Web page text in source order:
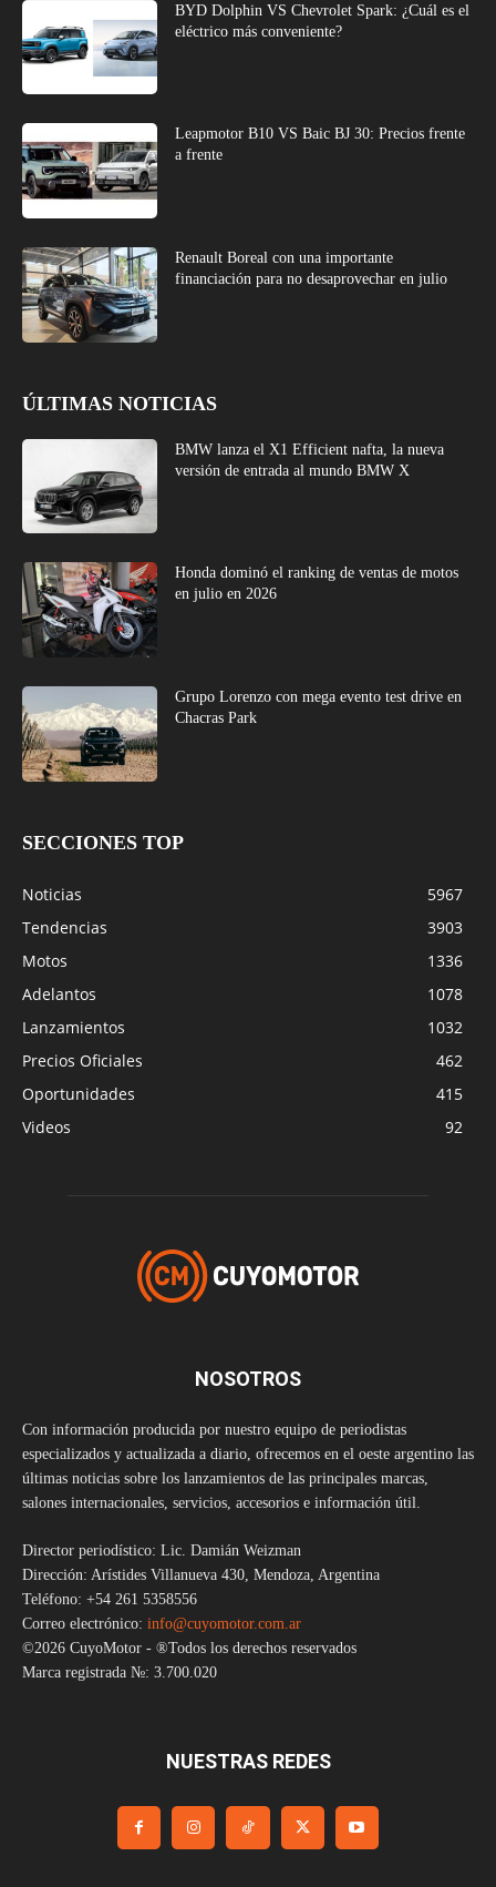
BYD Dolphin VS Chevrolet Spark: ¿Cuál es el
eléctrico más conveniente?
Leapmotor B10 VS Baic BJ 30: Precios frente
a frente
Renault Boreal con una importante
financiación para no desaprovechar en julio
ÚLTIMAS NOTICIAS
BMW lanza el X1 Efficient nafta, la nueva
versión de entrada al mundo BMW X
Honda dominó el ranking de ventas de motos
en julio en 2026
Grupo Lorenzo con mega evento test drive en
Chacras Park
SECCIONES TOP
Noticias
5967
Tendencias
3903
Motos
1336
Adelantos
1078
Lanzamientos
1032
Precios Oficiales
462
Oportunidades
415
Videos
92
NOSOTROS
Con información producida por nuestro equipo de periodistas
especializados y actualizada a diario, ofrecemos en el oeste argentino las
últimas noticias sobre los lanzamientos de las principales marcas,
salones internacionales, servicios, accesorios e información útil.
Director periodístico: Lic. Damián Weizman
Dirección: Arístides Villanueva 430, Mendoza, Argentina
Teléfono: +54 261 5358556
Correo electrónico: info@cuyomotor.com.ar
©2026 CuyoMotor - ®Todos los derechos reservados
Marca registrada №: 3.700.020
NUESTRAS REDES